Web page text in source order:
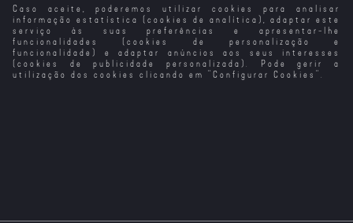
Caso aceite, poderemos utilizar cookies para analisar
informação estatística (cookies de analítica), adaptar este
serviço às suas preferências e apresentar-lhe
funcionalidades (cookies de personalização e
funcionalidade) e adaptar anúncios aos seus interesses
(cookies de publicidade personalizada). Pode gerir a
utilização dos cookies clicando em " Configurar Cookies ".
O Lugar do
Trabalho
Um Dia Para
Esquecer
Dia de Acerto
de Contas